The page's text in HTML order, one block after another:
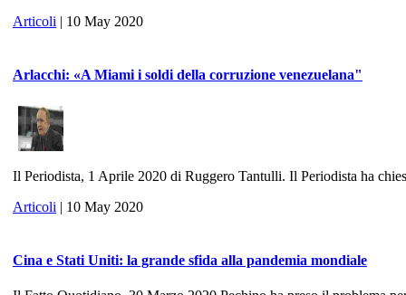
Articoli | 10 May 2020
Arlacchi: «A Miami i soldi della corruzione venezuelana"
Il Periodista, 1 Aprile 2020 di Ruggero Tantulli. Il Periodista ha
Articoli | 10 May 2020
Cina e Stati Uniti: la grande sfida alla pandemia mondiale